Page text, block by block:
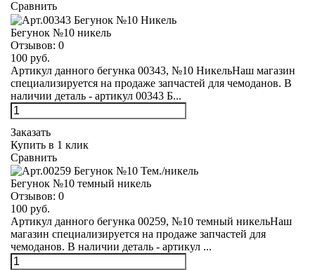
Сравнить
Бегунок №10 никель
Отзывов: 0
100 руб.
Артикул данного бегунка 00343, №10 НикельНаш магазин
специализируется на продаже запчастей для чемоданов. В
наличии деталь - артикул 00343 Б...
Заказать
Купить в 1 клик
Сравнить
Бегунок №10 темный никель
Отзывов: 0
100 руб.
Артикул данного бегунка 00259, №10 темный никельНаш
магазин специализируется на продаже запчастей для
чемоданов. В наличии деталь - артикул ...